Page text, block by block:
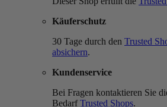
Käuferschutz
30 Tage durch den Trusted
absichern.
Kundenservice
Bei Fragen kontaktieren Sie
BedarfTrusted Shops.